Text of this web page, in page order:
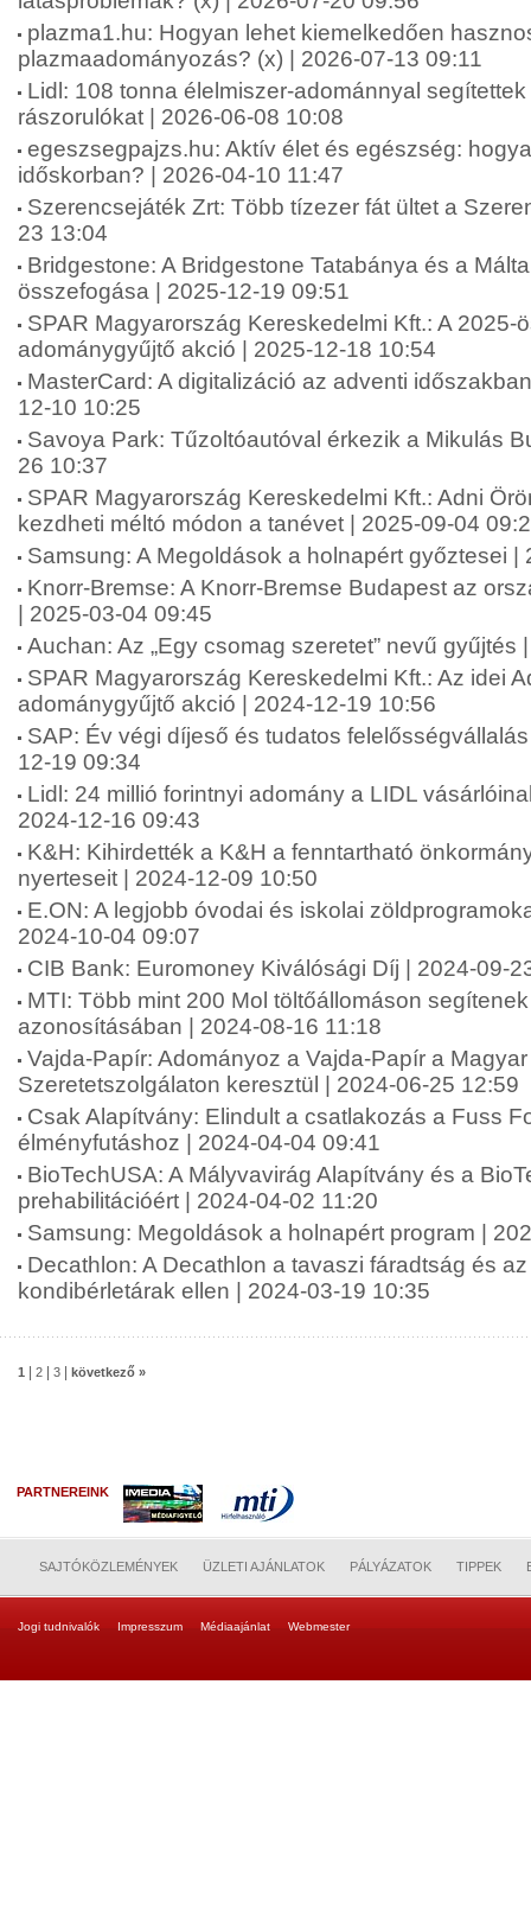
plazma1.hu: Hogyan lehet kiemelkedően
plazmaadományozás? (x) | 2026-07-13 09:11
Lidl: 108 tonna élelmiszer-adománnyal
rászorulókat | 2026-06-08 10:08
egeszsegpajzs.hu: Aktív élet és egészség:
időskorban? | 2026-04-10 11:47
Szerencsejáték Zrt: Több tízezer fát ültet a
23 13:04
Bridgestone: A Bridgestone Tatabánya és a
összefogása | 2025-12-19 09:51
SPAR Magyarország Kereskedelmi Kft.: A 2025-
adománygyűjtő akció | 2025-12-18 10:54
MasterCard: A digitalizáció az adventi
12-10 10:25
Savoya Park: Tűzoltóautóval érkezik a Mikulás
26 10:37
SPAR Magyarország Kereskedelmi Kft.: Adni
kezdheti méltó módon a tanévet | 2025-09-04
Samsung: A Megoldások a holnapért győztesei |
Knorr-Bremse: A Knorr-Bremse Budapest az
| 2025-03-04 09:45
Auchan: Az „Egy csomag szeretet” nevű gyűjtés
SPAR Magyarország Kereskedelmi Kft.: Az idei
adománygyűjtő akció | 2024-12-19 10:56
SAP: Év végi díjeső és tudatos
12-19 09:34
Lidl: 24 millió forintnyi adomány a LIDL
2024-12-16 09:43
K&H: Kihirdették a K&H a fenntartható
nyerteseit | 2024-12-09 10:50
E.ON: A legjobb óvodai és iskolai
2024-10-04 09:07
CIB Bank: Euromoney Kiválósági Díj | 2024-09-
MTI: Több mint 200 Mol töltőállomáson
azonosításában | 2024-08-16 11:18
Vajda-Papír: Adományoz a Vajda-Papír a
Szeretetszolgálaton keresztül | 2024-06-25 12:59
Csak Alapítvány: Elindult a csatlakozás a Fuss
élményfutáshoz | 2024-04-04 09:41
BioTechUSA: A Mályvavirág Alapítvány és a
prehabilitációért | 2024-04-02 11:20
Samsung: Megoldások a holnapért program |
Decathlon: A Decathlon a tavaszi fáradtság és
kondibérletárak ellen | 2024-03-19 10:35
1 2 3 következő »
PARTNEREINK
SAJTÓKÖZLEMÉNYEK ÜZLETI AJÁNLATOK PÁLYÁZATOK TIPPEK
Jogi tudnivalók Impresszum Médiaajánlat Webmester